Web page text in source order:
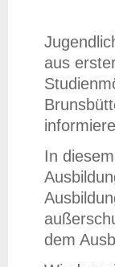
aus
In
dem